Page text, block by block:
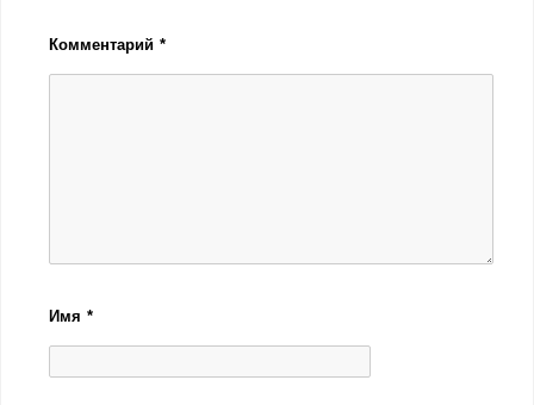
Комментарий*
Имя*